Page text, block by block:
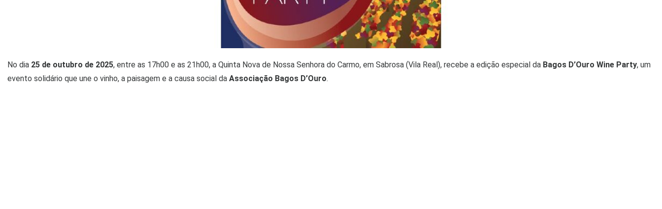
No dia 25 de outubro de 2025, entre as 17h00 e as 21h00, a Quinta Nova de Nossa Senhora do Carmo, em Sabrosa (Vila Real), recebe a edição especial da Bagos D’Ouro Wine Party, um
evento solidário que une o vinho, a paisagem e a causa social da Associação Bagos D’Ouro.